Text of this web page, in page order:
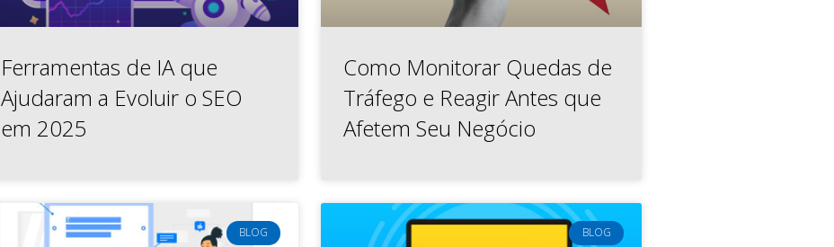
Ferramentas de IA que
Ajudaram a Evoluir o SEO
em 2025
Como Monitorar Quedas de
Tráfego e Reagir Antes que
Afetem Seu Negócio
BLOG BLOG